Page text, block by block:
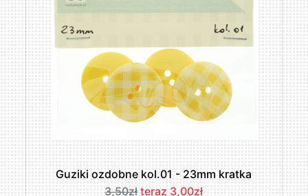
Guziki ozdobne kol.01 - 23mm kratka
3,50zł teraz 3,00zł